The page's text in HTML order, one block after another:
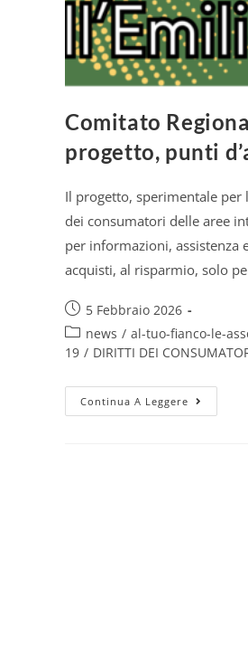
Comitato
progetto, punti
Il progetto, sperimentale per
dei consumatori delle aree
per informazioni, assistenza
acquisti, al risparmio, solo
5 Febbraio 2026
news / al-tuo-fianco-le-
19 / DIRITTI DEI
Continua A Leggere